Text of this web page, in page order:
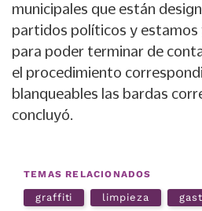
municipales que están
partidos políticos y estamos
para poder terminar de
el procedimiento
blanqueables las bardas
concluyó.
TEMAS RELACIONADOS
graffiti limpieza